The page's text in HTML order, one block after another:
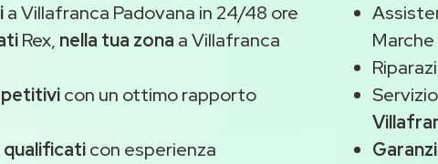
a Villafranca Padovana in 24/48 ore
Rex, nella tua zona a Villafranca
con un ottimo rapporto
con esperienza
Marche